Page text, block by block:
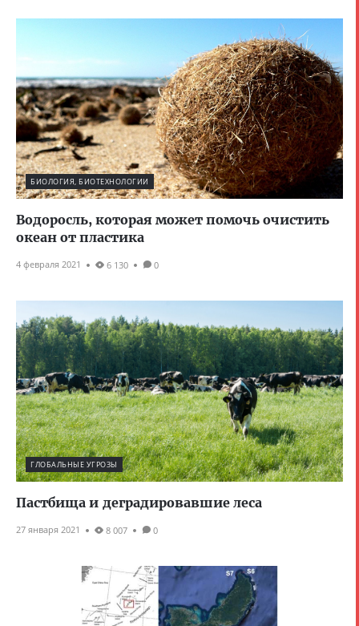
БИОЛОГИЯ, БИОТЕХНОЛОГИИ
Водоросль, которая может помочь очистить
океан от пластика
4 февраля 2021 6 130 0
ГЛОБАЛЬНЫЕ УГРОЗЫ
Пастбища и деградировавшие леса
27 января 2021 8 007 0